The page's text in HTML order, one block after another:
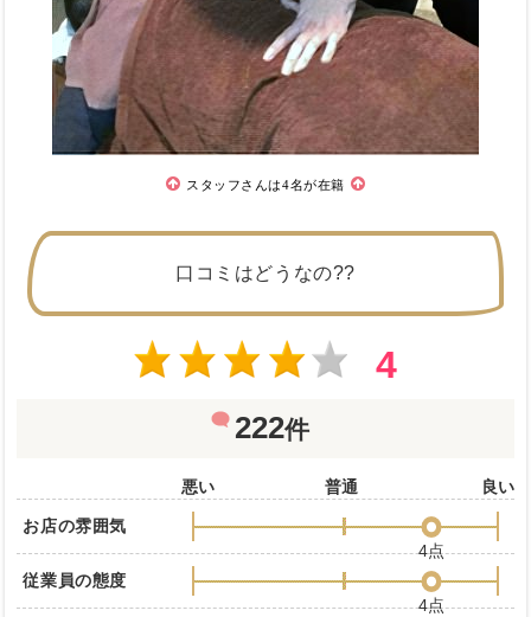
スタッフさんは4名が在籍
口コミはどうなの??
4
222件
悪い 普通 良い
お店の雰囲気
4点
従業員の態度
4点